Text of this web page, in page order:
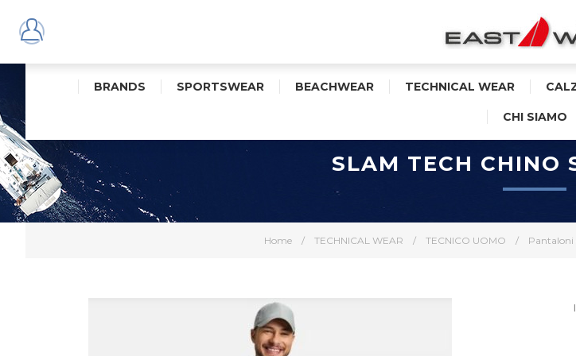
BRANDS SPORTSWEAR BEACHWEAR TECHNICAL WEAR
CHI SIAMO
Home / TECHNICAL WEAR / TECNICO UOMO / Pantaloni
SLAM TECH CHINO